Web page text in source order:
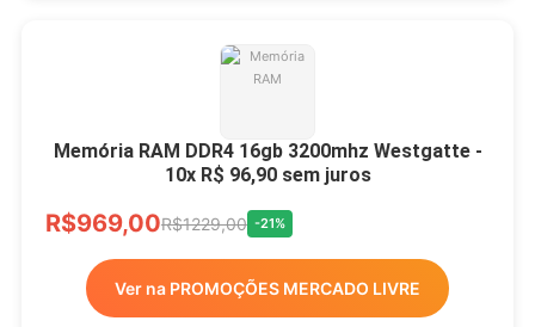
Memória RAM DDR4 16gb 3200mhz Westgatte -
10x R$ 96,90 sem juros
R$969,00R$1229,00 -21%
Ver na PROMOÇÕES MERCADO LIVRE